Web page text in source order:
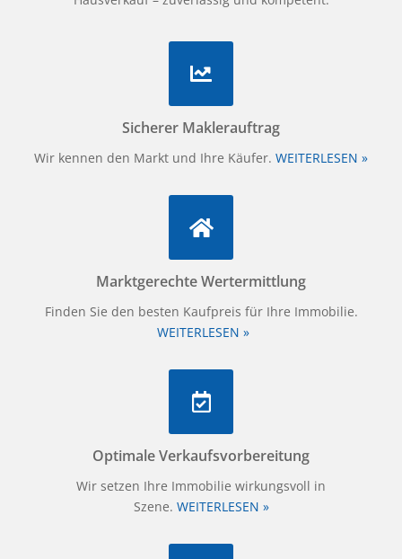
Sicherer Maklerauftrag
Wir kennen den Markt und Ihre Käufer. WEITERLESEN »
Marktgerechte Wertermittlung
Finden Sie den besten Kaufpreis für Ihre Immobilie.
WEITERLESEN »
Optimale Verkaufsvorbereitung
Wir setzen Ihre Immobilie wirkungsvoll in
Szene. WEITERLESEN »